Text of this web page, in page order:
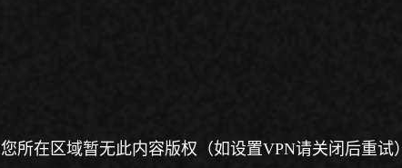
您所在区域暂无此内容版权（如设置VPN请关闭后重试）